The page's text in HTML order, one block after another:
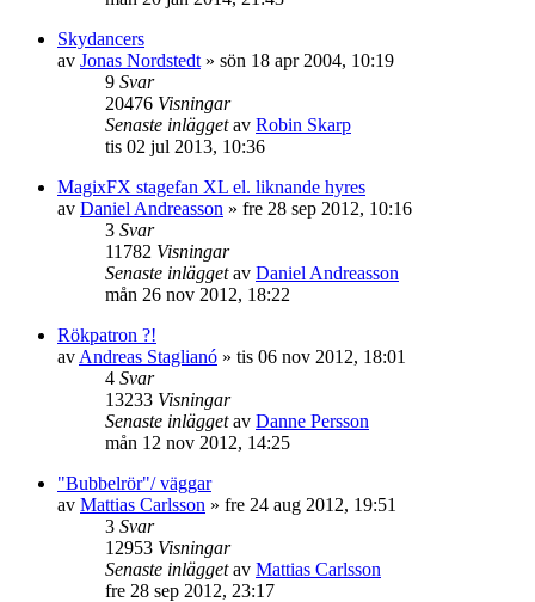
Skydancers
av Jonas Nordstedt » sön 18 apr 2004, 10:19
9 Svar
20476 Visningar
Senaste inläggetav Robin Skarp
tis 02 jul 2013, 10:36
MagixFX stagefan XL el. liknande hyres
av Daniel Andreasson » fre 28 sep 2012, 10:16
3 Svar
11782 Visningar
Senaste inläggetav Daniel Andreasson
mån 26 nov 2012, 18:22
Rökpatron ?!
av Andreas Staglianó » tis 06 nov 2012, 18:01
4 Svar
13233 Visningar
Senaste inläggetav Danne Persson
mån 12 nov 2012, 14:25
"Bubbelrör"/ väggar
av Mattias Carlsson » fre 24 aug 2012, 19:51
3 Svar
12953 Visningar
Senaste inläggetav Mattias Carlsson
fre 28 sep 2012, 23:17